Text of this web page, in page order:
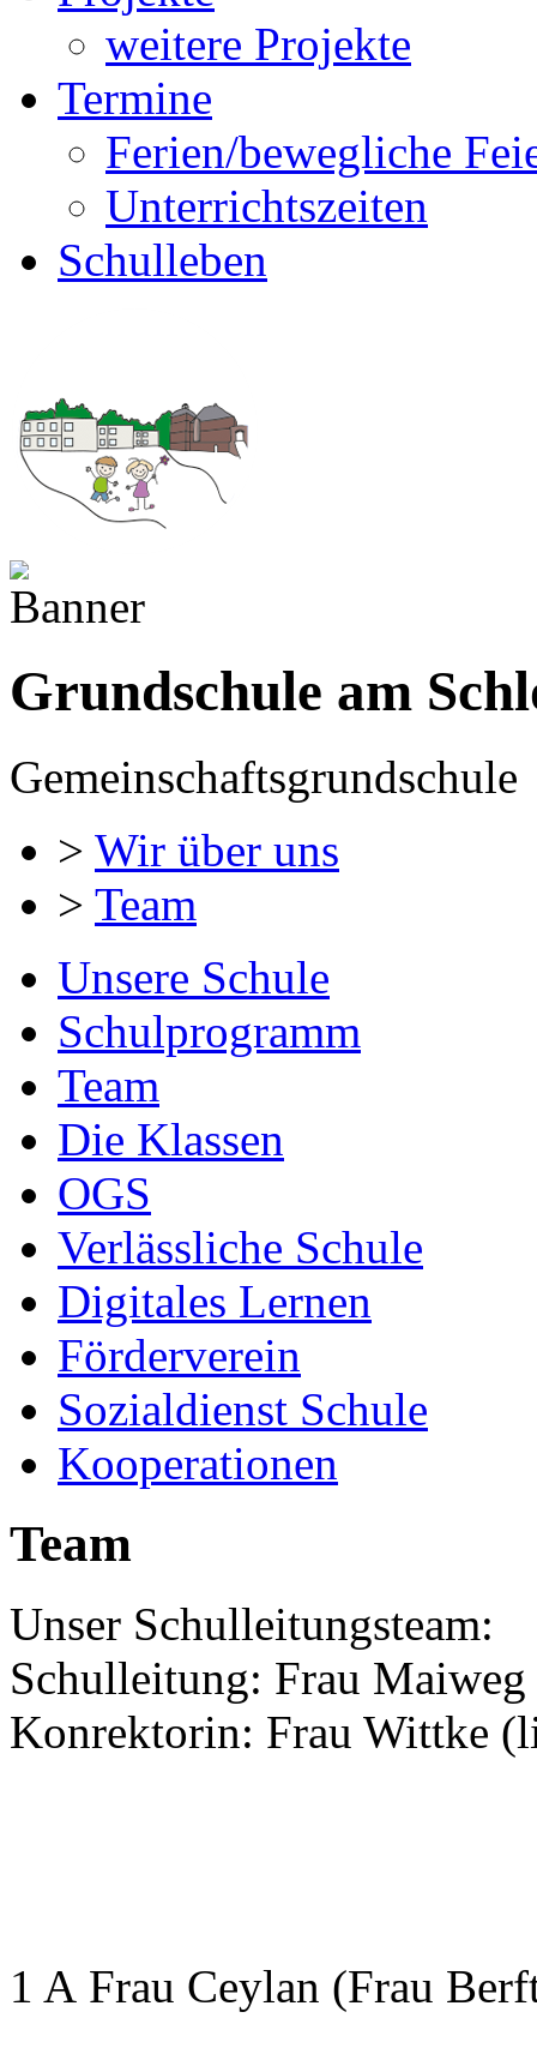
weitere Projekte
Termine
Ferien/bewegliche
Unterrichtszeiten
Schulleben
Grundschule am
Gemeinschaftsgrundschule
> Wir über uns
> Team
Unsere Schule
Schulprogramm
Team
Die Klassen
OGS
Verlässliche Schule
Digitales Lernen
Förderverein
Sozialdienst Schule
Kooperationen
Team
Unser Schulleitungsteam:
Schulleitung: Frau Maiweg
Konrektorin: Frau Wittke
1 A Frau Ceylan (Frau